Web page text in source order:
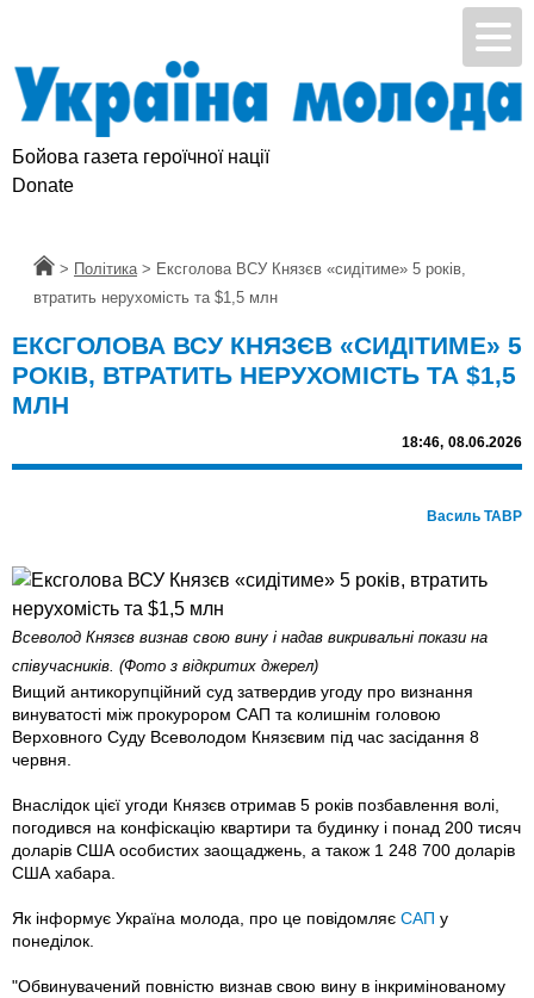
Бойова газета героїчної нації
Donate
Головна
> Політика > Ексголова ВСУ Князєв «сидітиме» 5 років,
втратить нерухомість та $1,5 млн
ЕКСГОЛОВА ВСУ КНЯЗЄВ «СИДІТИМЕ» 5
РОКІВ, ВТРАТИТЬ НЕРУХОМІСТЬ ТА $1,5
МЛН
18:46, 08.06.2026
Василь ТАВР
Всеволод Князєв визнав свою вину і надав викривальні покази на
співучасників. (Фото з відкритих джерел)
Вищий антикорупційний суд затвердив угоду про визнання
винуватості між прокурором САП та колишнім головою
Верховного Суду Всеволодом Князєвим під час засідання 8
червня.
Внаслідок цієї угоди Князєв отримав 5 років позбавлення волі,
погодився на конфіскацію квартири та будинку і понад 200 тисяч
доларів США особистих заощаджень, а також 1 248 700 доларів
США хабара.
Як інформує Україна молода, про це повідомляє САП у
понеділок.
"Обвинувачений повністю визнав свою вину в інкримінованому